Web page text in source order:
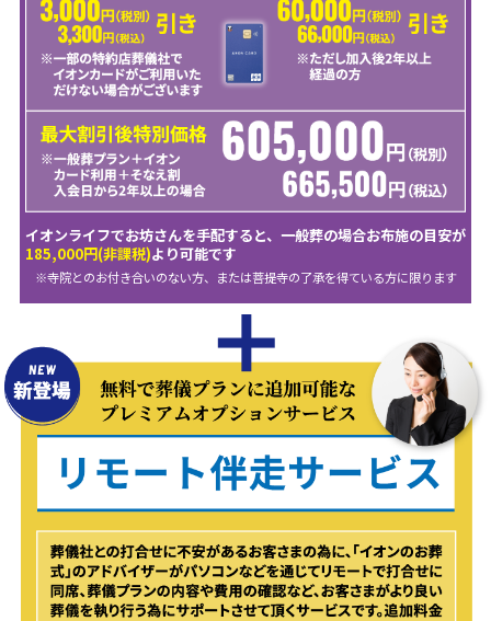
イオンライフでお坊さんを手配すると、一般葬の場合お布施の目安が
185,000円(非課税)より可能です
※寺院とのお付き合いのない方、または菩提寺の了承を得ている方に限ります